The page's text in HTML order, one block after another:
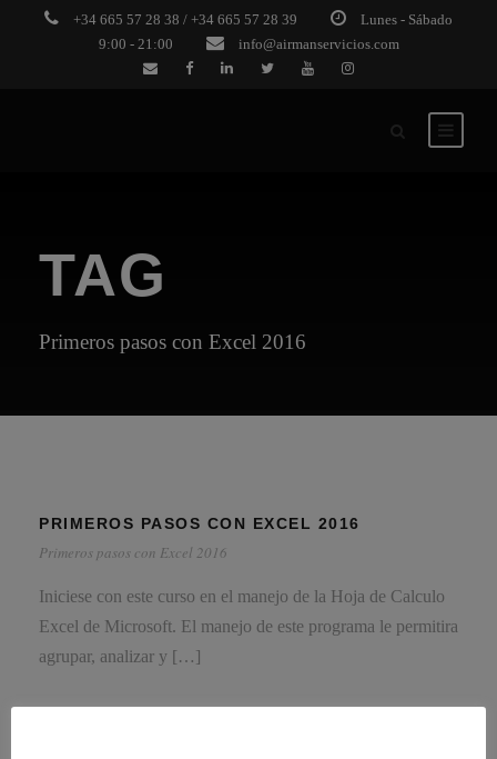
+34 665 57 28 38 / +34 665 57 28 39
Lunes - Sábado
9:00 - 21:00
info@airmanservicios.com
TAG
Primeros pasos con Excel 2016
PRIMEROS PASOS CON EXCEL 2016
Primeros pasos con Excel 2016
Iniciese con este curso en el manejo de la Hoja de Calculo
Excel de Microsoft. El manejo de este programa le permitira
agrupar, analizar y […]